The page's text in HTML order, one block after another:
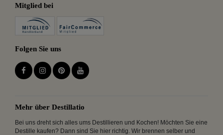
Mitglied bei
Folgen Sie uns
Mehr über Destillatio
Bei uns dreht sich alles ums Destillieren und Kochen! Möchten Sie eine
Destille kaufen? Dann sind Sie hier richtig. Wir brennen selber und